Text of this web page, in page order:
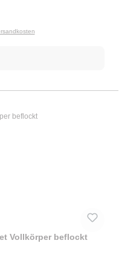
Preis:
Vollkörper beflockt